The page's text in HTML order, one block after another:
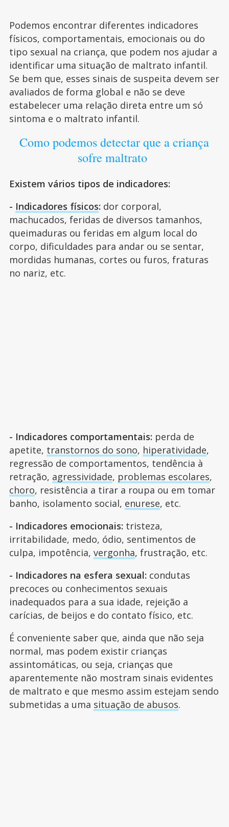
Podemos encontrar diferentes indicadores
físicos, comportamentais, emocionais ou do
tipo sexual na criança, que podem nos ajudar a
identificar uma situação de maltrato infantil.
Se bem que, esses sinais de suspeita devem ser
avaliados de forma global e não se deve
estabelecer uma relação direta entre um só
sintoma e o maltrato infantil.
Como podemos detectar que a criança
sofre maltrato
Existem vários tipos de indicadores:
- Indicadores físicos: dor corporal,
machucados, feridas de diversos tamanhos,
queimaduras ou feridas em algum local do
corpo, dificuldades para andar ou se sentar,
mordidas humanas, cortes ou furos, fraturas
no nariz, etc.
- Indicadores comportamentais: perda de
apetite, transtornos do sono, hiperatividade,
regressão de comportamentos, tendência à
retração, agressividade, problemas escolares,
choro, resistência a tirar a roupa ou em tomar
banho, isolamento social, enurese, etc.
- Indicadores emocionais: tristeza,
irritabilidade, medo, ódio, sentimentos de
culpa, impotência, vergonha, frustração, etc.
- Indicadores na esfera sexual: condutas
precoces ou conhecimentos sexuais
inadequados para a sua idade, rejeição a
carícias, de beijos e do contato físico, etc.
É conveniente saber que, ainda que não seja
normal, mas podem existir crianças
assintomáticas, ou seja, crianças que
aparentemente não mostram sinais evidentes
de maltrato e que mesmo assim estejam sendo
submetidas a uma situação de abusos.